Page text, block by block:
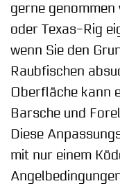
gerne
oder Texas-Rig
wenn Sie den
Raubfischen
Oberfläche kann
Barsche und
Diese
mit nur einem